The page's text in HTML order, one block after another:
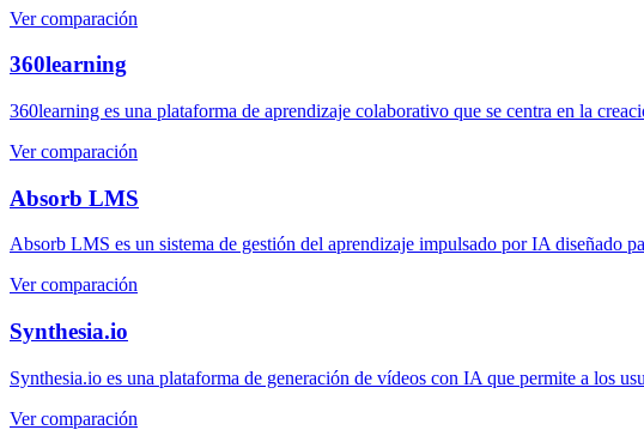
Ver comparación
360learning
360learning es una plataforma de aprendizaje colaborativo que se centra en la
Ver comparación
Absorb LMS
Absorb LMS es un sistema de gestión del aprendizaje impulsado por IA diseñado
Ver comparación
Synthesia.io
Synthesia.io es una plataforma de generación de vídeos con IA que permite a los
Ver comparación